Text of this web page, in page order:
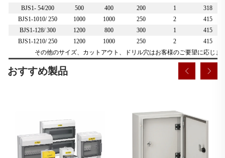
BJS1-54/200 500 400 200 1
318
BJS1-1010/250 1000 1000 250 2
415
BJS1-128/300 1200 800 300 1
415
BJS1-1210/250 1200 1000 250 2
415
その他のサイズ、カットアウト、ドリル穴はお客様のご要望に応じま
おすすめ製品